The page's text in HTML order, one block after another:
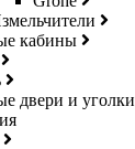
кабины
двери и уголки